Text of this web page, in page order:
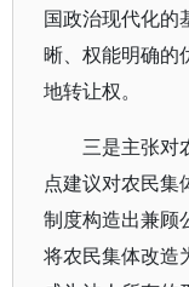
国政治现代化的
晰、权能明确的
地转让权。
三是主张对
点建议对农民集
制度构造出兼顾
将农民集体改造